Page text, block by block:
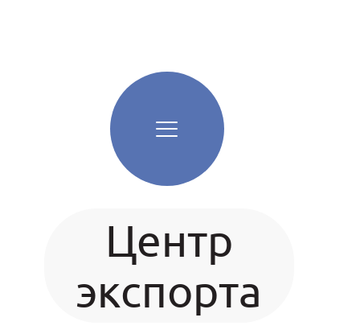
Центр
экспорта